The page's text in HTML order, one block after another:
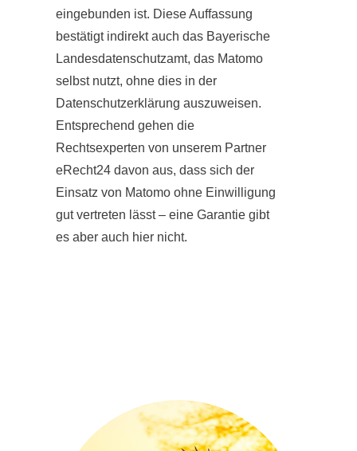
eingebunden ist. Diese Auffassung
bestätigt indirekt auch das Bayerische
Landesdatenschutzamt, das Matomo
selbst nutzt, ohne dies in der
Datenschutzerklärung auszuweisen.
Entsprechend gehen die
Rechtsexperten von unserem Partner
eRecht24 davon aus, dass sich der
Einsatz von Matomo ohne Einwilligung
gut vertreten lässt – eine Garantie gibt
es aber auch hier nicht.